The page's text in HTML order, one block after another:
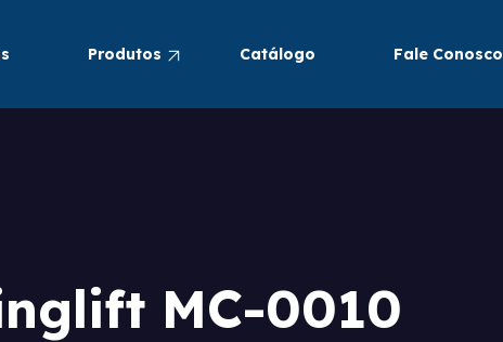
Produtos Catálogo Fale Conosco
MC-0010